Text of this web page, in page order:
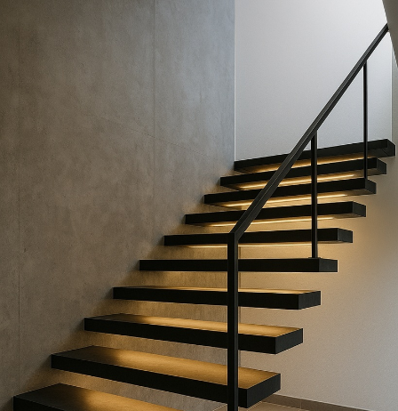
Лестница на
металлокаркасе
обшивку деревом
Москве